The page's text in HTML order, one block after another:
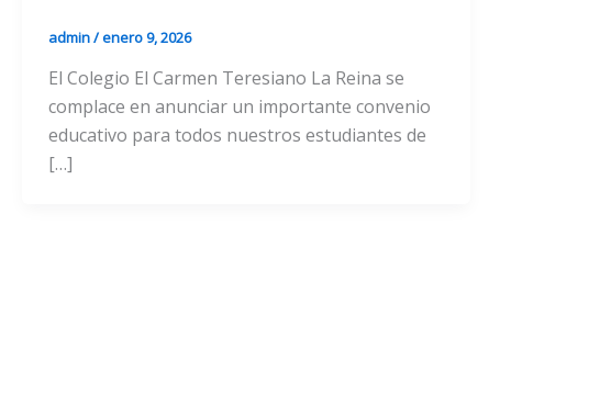
admin/enero 9, 2026
El Colegio El Carmen Teresiano La Reina se
complace en anunciar un importante convenio
educativo para todos nuestros estudiantes de
[…]